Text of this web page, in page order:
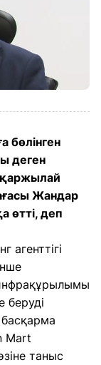
бөлінген
деген
Жандар
өтті, деп
беруді
Mart
таныс